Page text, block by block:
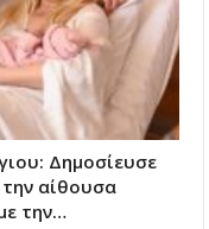
Δημοσίευσε
αίθουσα
την…